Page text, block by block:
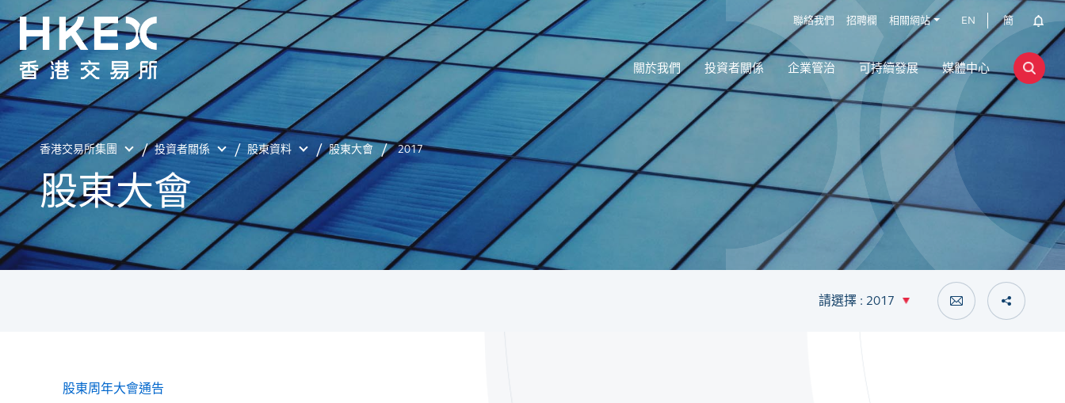
聯絡我們 招聘欄 相關網站 EN 簡
關於我們 投資者關係 企業管治 可持續發展 媒體中心
香港交易所集團 投資者關係 股東資料 股東大會 2017
股東大會
請選擇 : 2017
股東周年大會通告